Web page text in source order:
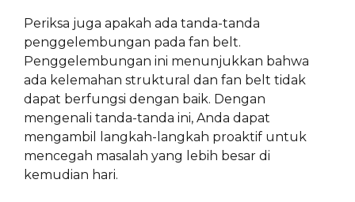
Periksa juga apakah ada tanda-tanda
penggelembungan pada fan belt.
Penggelembungan ini menunjukkan bahwa
ada kelemahan struktural dan fan belt tidak
dapat berfungsi dengan baik. Dengan
mengenali tanda-tanda ini, Anda dapat
mengambil langkah-langkah proaktif untuk
mencegah masalah yang lebih besar di
kemudian hari.